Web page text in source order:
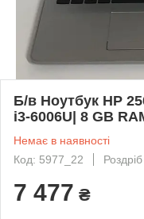
Б/в Ноутбук HP
i3-6006U| 8 GB
Немає в наявності
Код: 5977_22
Роздріб
7 477 ₴